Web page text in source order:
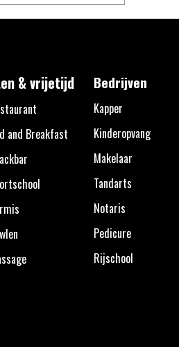
& vrijetijd
and Breakfast
Bedrijven
Kapper
Kinderopvang
Makelaar
Tandarts
Notaris
Pedicure
Rijschool